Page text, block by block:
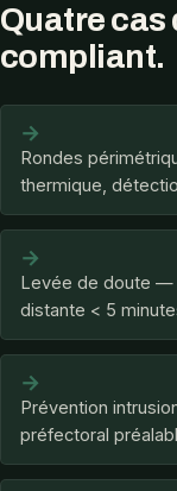
Quatre cas
compliant.
→
Rondes
thermique,
→
Levée de doute —
distante < 5
→
Prévention
préfectoral